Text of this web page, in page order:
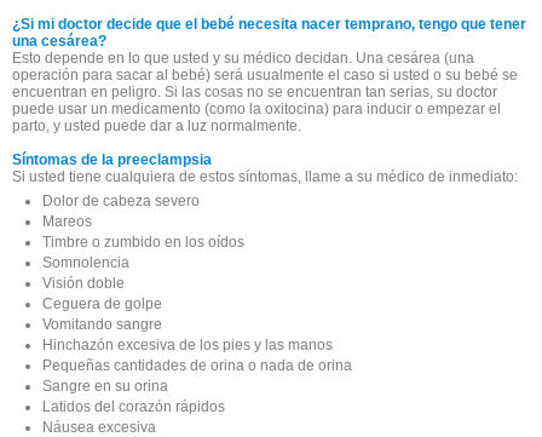
¿Si mi doctor decide que el bebé necesita nacer temprano, tengo que tener
una cesárea?
Esto depende en lo que usted y su médico decidan. Una cesárea (una
operación para sacar al bebé) será usualmente el caso si usted o su bebé se
encuentran en peligro. Si las cosas no se encuentran tan serias, su doctor
puede usar un medicamento (como la oxitocina) para inducir o empezar el
parto, y usted puede dar a luz normalmente.
Síntomas de la preeclampsia
Si usted tiene cualquiera de estos síntomas, llame a su médico de inmediato:
Dolor de cabeza severo
Mareos
Timbre o zumbido en los oídos
Somnolencia
Visión doble
Ceguera de golpe
Vomitando sangre
Hinchazón excesiva de los pies y las manos
Pequeñas cantidades de orina o nada de orina
Sangre en su orina
Latidos del corazón rápidos
Náusea excesiva